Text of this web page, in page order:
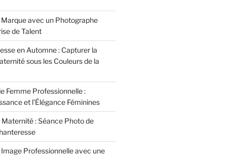
avec un Photographe
de Talent
en Automne : Capturer la
sous les Couleurs de la
Femme Professionnelle :
et l’Élégance Féminines
: Séance Photo de
Professionnelle avec une